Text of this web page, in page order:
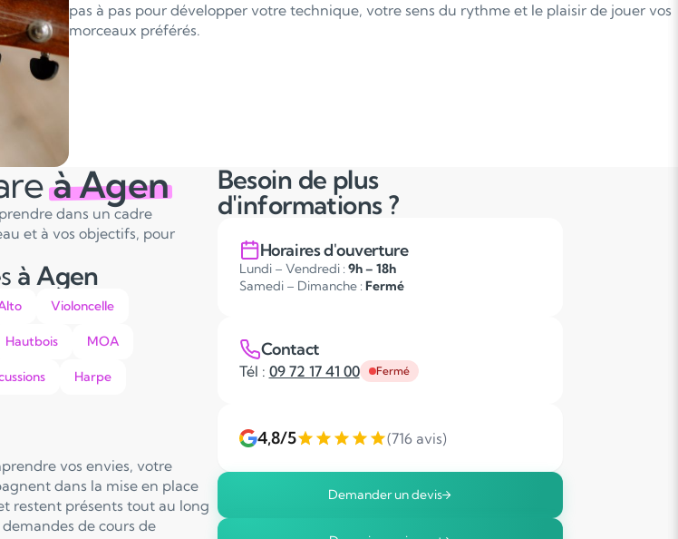
pas à pas pour développer votre technique, votre sens du rythme et le plaisir de jouer vos
morceaux préférés.
à Agen
dans un cadre
et à vos objectifs, pour
à Agen
Violoncelle
Hautbois MOA
Harpe
vos envies, votre
dans la mise en place
restent présents tout au long
de cours de
Besoin de plus
d'informations ?
Horaires d'ouverture
Lundi – Vendredi : 9h – 18h
Samedi – Dimanche : Fermé
Contact
Tél : 09 72 17 41 00 Fermé
4,8/5 (716 avis)
Demander un devis